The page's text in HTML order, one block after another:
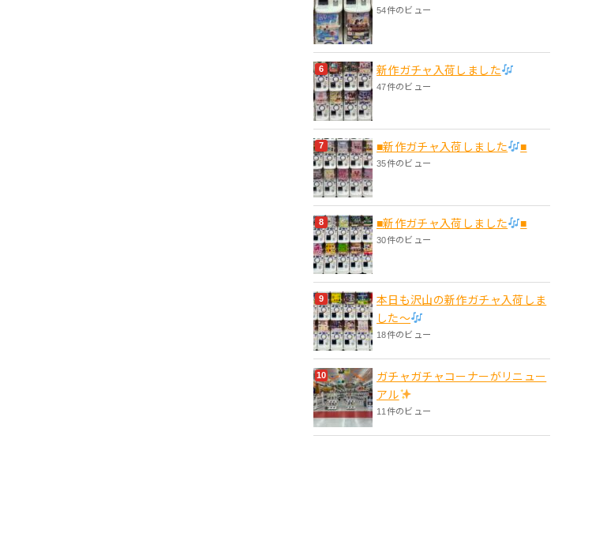
54件のビュー
新作ガチャ入荷しました
47件のビュー
■新作ガチャ入荷しました ■
35件のビュー
■新作ガチャ入荷しました ■
30件のビュー
本日も沢山の新作ガチャ入荷しま
した〜
18件のビュー
ガチャガチャコーナーがリニュー
アル
11件のビュー